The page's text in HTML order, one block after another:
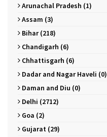
Arunachal Pradesh (1)
Assam (3)
Bihar (218)
Chandigarh (6)
Chhattisgarh (6)
Dadar and Nagar Haveli (0)
Daman and Diu (0)
Delhi (2712)
Goa (2)
Gujarat (29)